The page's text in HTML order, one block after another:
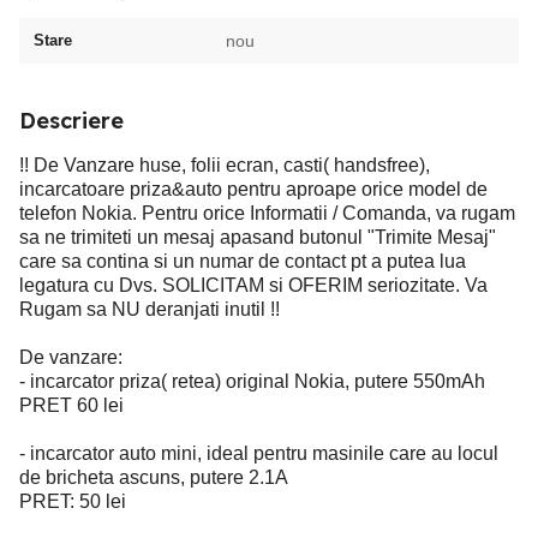
Stare nou
Descriere
!! De Vanzare huse, folii ecran, casti( handsfree),
incarcatoare priza&auto pentru aproape orice model de
telefon Nokia. Pentru orice Informatii / Comanda, va rugam
sa ne trimiteti un mesaj apasand butonul "Trimite Mesaj"
care sa contina si un numar de contact pt a putea lua
legatura cu Dvs. SOLICITAM si OFERIM seriozitate. Va
Rugam sa NU deranjati inutil !!
De vanzare:
- incarcator priza( retea) original Nokia, putere 550mAh
PRET 60 lei
- incarcator auto mini, ideal pentru masinile care au locul
de bricheta ascuns, putere 2.1A
PRET: 50 lei